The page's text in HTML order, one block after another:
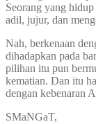
Seorang yang
adil, jujur, dan
Nah, berkenaan
dihadapkan pada
pilihan itu pun
kematian. Dan itu
dengan kebenaran
SMaNGaT,